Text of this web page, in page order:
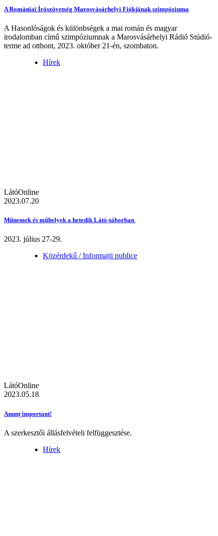
A Romániai Írószövetség Marosvásárhelyi Fiókjának szimpóziuma
A Hasonlóságok és különbségek a mai román és magyar
irodalomban című szimpóziumnak a Marosvásárhelyi Rádió Stúdió-
terme ad otthont, 2023. október 21-én, szombaton.
Hírek
LátóOnline
2023.07.20
Műnemek és műhelyek a hetedik Látó-táborban
2023. július 27-29.
Közérdekű / Informații publice
LátóOnline
2023.05.18
Anunț important!
A szerkesztői állásfelvételi felfüggesztése.
Hírek